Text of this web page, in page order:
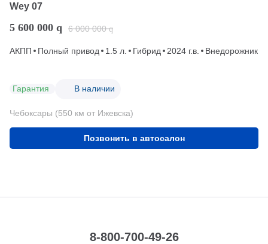
Wey 07
5 600 000 q 6 000 000 q
АКПП Полный привод 1.5 л. Гибрид 2024 г.в. Внедорожник
Гарантия В наличии
Чебоксары (550 км от Ижевска)
Позвонить в автосалон
8-800-700-49-26